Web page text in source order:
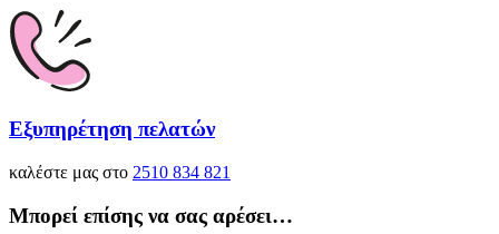
Εξυπηρέτηση πελατών
καλέστε μας στο 2510 834 821
Μπορεί επίσης να σας αρέσει…